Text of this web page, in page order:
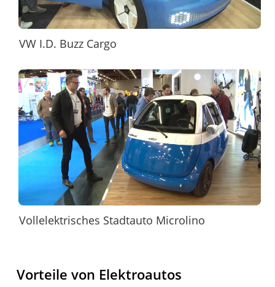
VW I.D. Buzz Cargo
Vollelektrisches Stadtauto Microlino
Vorteile von Elektroautos